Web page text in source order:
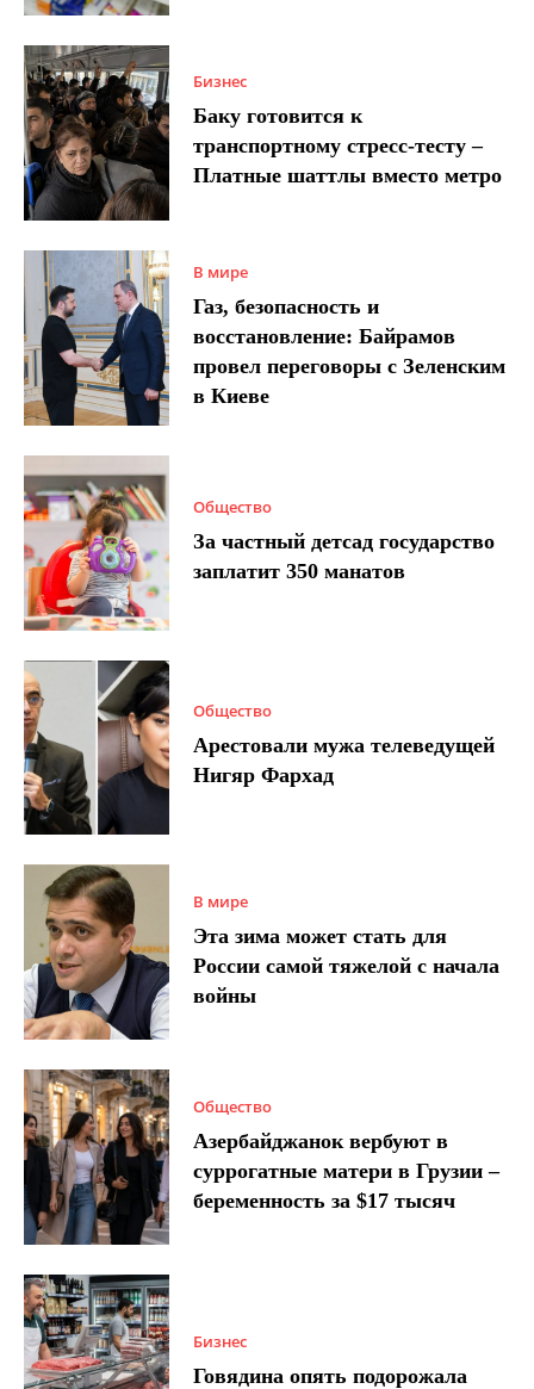
Бизнес
Баку готовится к
транспортному стресс-тесту –
Платные шаттлы вместо метро
В мире
Газ, безопасность и
восстановление: Байрамов
провел переговоры с Зеленским
в Киеве
Общество
За частный детсад государство
заплатит 350 манатов
Общество
Арестовали мужа телеведущей
Нигяр Фархад
В мире
Эта зима может стать для
России самой тяжелой с начала
войны
Общество
Азербайджанок вербуют в
суррогатные матери в Грузии –
беременность за $17 тысяч
Бизнес
Говядина опять подорожала